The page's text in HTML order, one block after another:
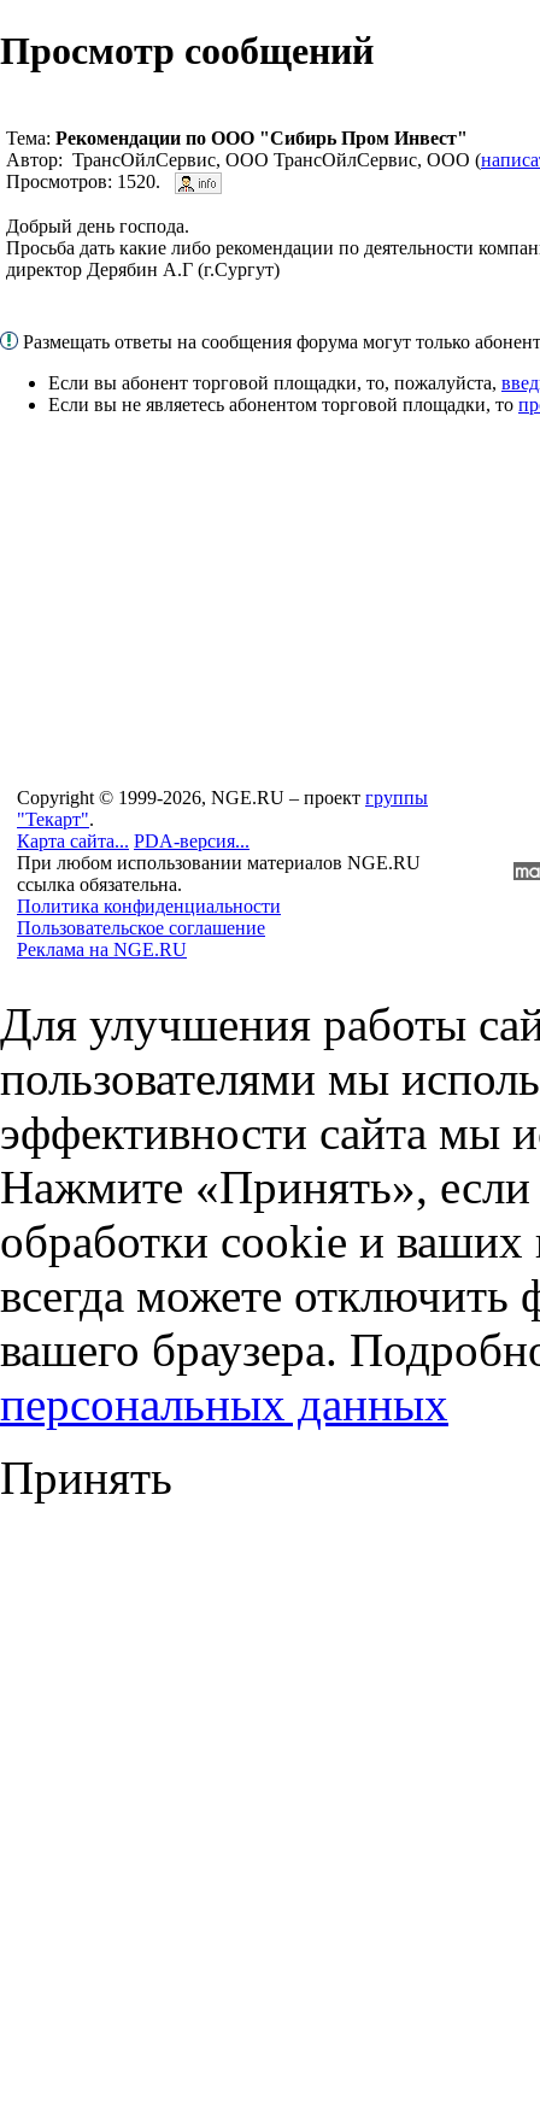
Просмотр сообщений
Тема: Рекомендации по ООО "Сибирь Пром Инвест"
Автор: ТрансОйлСервис, ООО ТрансОйлСервис, ООО (
Просмотров: 1520.
Добрый день господа.
Просьба дать какие либо рекомендации по деятельности
директор Дерябин А.Г (г.Сургут)
Размещать ответы на сообщения форума могут только
Если вы абонент торговой площадки, то, пожалуйста,
Если вы не являетесь абонентом торговой площадки, то
Copyright © 1999-2026, NGE.RU – проект группы
"Текарт".
Карта сайта... PDA-версия...
При любом использовании материалов NGE.RU
ссылка обязательна.
Политика конфиденциальности
Пользовательское соглашение
Реклама на NGE.RU
Для улучшения работы
пользователями мы
эффективности сайта мы
Нажмите «Принять», если
обработки cookie и
всегда можете отключить
вашего браузера.
персональных данных
Принять